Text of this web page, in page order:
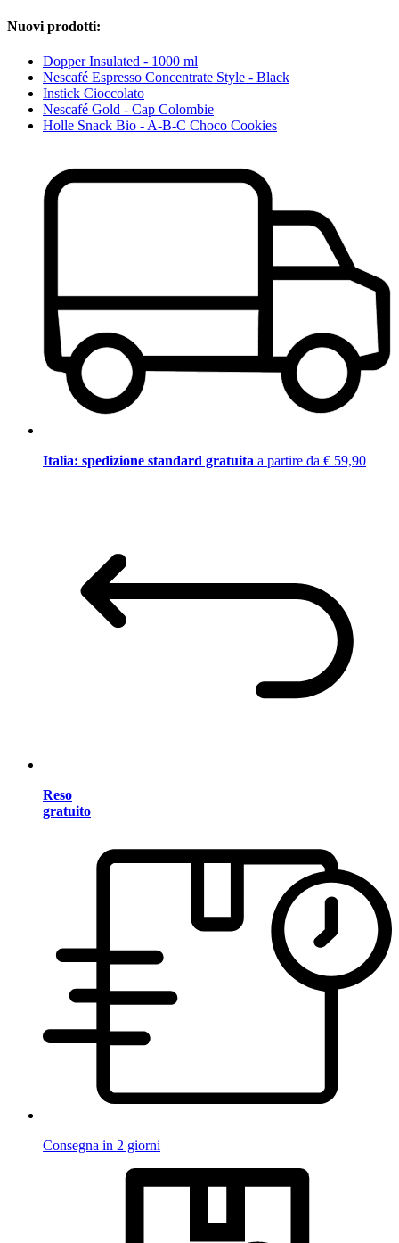
Nuovi prodotti:
Dopper Insulated - 1000 ml
Nescafé Espresso Concentrate Style - Black
Instick Cioccolato
Nescafé Gold - Cap Colombie
Holle Snack Bio - A-B-C Choco Cookies
Italia: spedizione standard gratuita a partire da € 59,90
Reso
gratuito
Consegna in 2 giorni